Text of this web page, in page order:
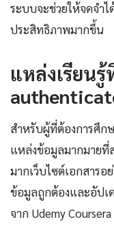
ระบบจะช่วยให้จดจำ
ประสิทธิภาพมากขึ้น
แหล่งเรียน
สำหรับผู้ที่ต้องการศึก
แหล่งข้อมูลมากมายที่
มากเว็บไซต์เอกสารอ
ข้อมูลถูกต้องและอัปเ
จาก Udemy